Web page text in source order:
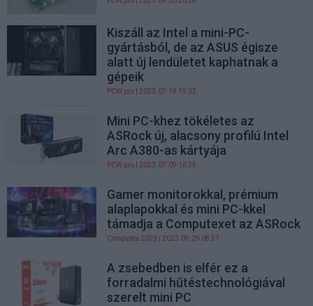
Kiszáll az Intel a mini-PC-
gyártásból, de az ASUS égisze
alatt új lendületet kaphatnak a
gépeik
PCW.pro | 2023.07.19 19:32
Mini PC-khez tökéletes az
ASRock új, alacsony profilú Intel
Arc A380-as kártyája
PCW.pro | 2023.07.09 16:25
Gamer monitorokkal, prémium
alaplapokkal és mini PC-kkel
támadja a Computexet az ASRock
Computex 2023 | 2023.05.29 08:51
A zsebedben is elfér ez a
forradalmi hűtéstechnológiával
szerelt mini PC